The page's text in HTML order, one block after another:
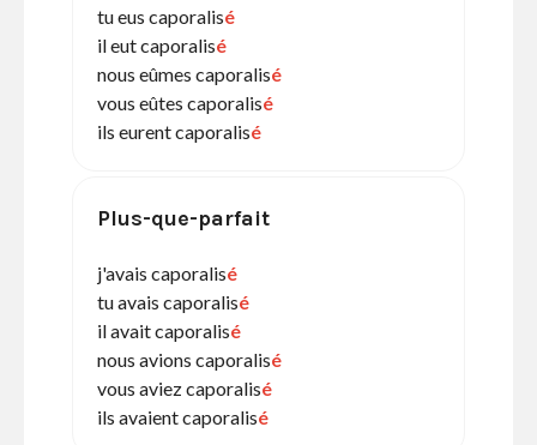
tu eus caporalisé
il eut caporalisé
nous eûmes caporalisé
vous eûtes caporalisé
ils eurent caporalisé
Plus-que-parfait
j'avais caporalisé
tu avais caporalisé
il avait caporalisé
nous avions caporalisé
vous aviez caporalisé
ils avaient caporalisé